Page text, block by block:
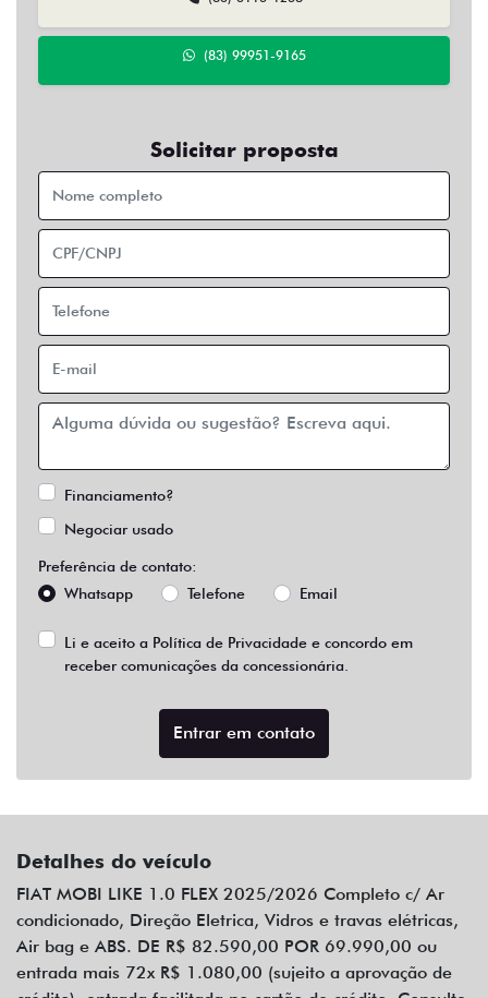
Financiamento?
Preferência de contato:
Whatsapp
receber comunicações da concessionária.
Detalhes do veículo
condicionado, Direção Eletrica, Vidros e travas elétricas,
Air bag e ABS. DE R$ 82.590,00 POR 69.990,00 ou
entrada mais 72x R$ 1.080,00 (sujeito a aprovação de
crédito). entrada facilitada no cartão de crédito. Consulte
taxas financeiras cobradas. Oferta valida para pedido de
fabrica apenas com CPF (fale com um de nossos
consultores e consulte disponibilidade). Promoção válida
até 05 de Fevereiro de 2026 ou enquanto durar o
estoque. Veiculo 2025/2026 Pintura sólida preta.
Imagens meramente ilustrativas. *Reservamo-nos o
anúncio*
Opcionais